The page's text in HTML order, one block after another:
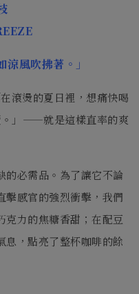
涼風吹拂著。」
滾燙的夏日裡，想痛快喝
。」——就是這樣直率的爽
的必需品。為了讓它不論
擊感官的強烈衝擊，我們
克力的焦糖香甜；在配豆
息，點亮了整杯咖啡的餘